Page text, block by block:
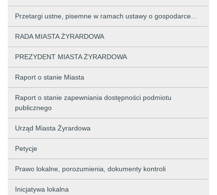
Przetargi ustne, pisemne w ramach ustawy o gospodarce...
RADA MIASTA ŻYRARDOWA
PREZYDENT MIASTA ŻYRARDOWA
Raport o stanie Miasta
Raport o stanie zapewniania dostępności podmiotu
publicznego
Urząd Miasta Żyrardowa
Petycje
Prawo lokalne, porozumienia, dokumenty kontroli
Inicjatywa lokalna